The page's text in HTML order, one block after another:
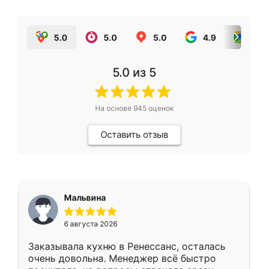
5.0 5.0 5.0 4.9
5.0 из 5
На основе 945оценок
Оставить отзыв
Мальвина
6 августа 2026
Заказывала кухню в Ренессанс, осталась
очень довольна. Менеджер всё быстро